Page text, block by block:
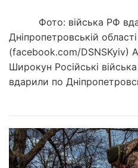
Фото: війська РФ
Дніпропетровській області
(facebook.com/DSNSKyiv)
Широкун Російські
вдарили по